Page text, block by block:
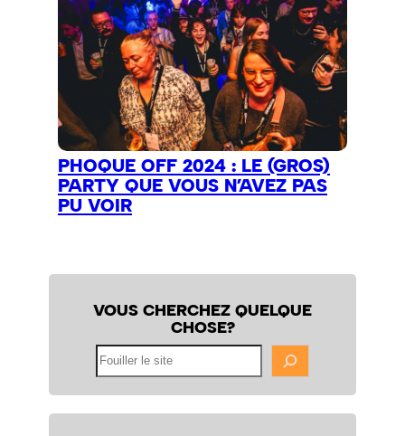
PHOQUE OFF 2024 : LE (GROS)
PARTY QUE VOUS N’AVEZ PAS
PU VOIR
VOUS CHERCHEZ QUELQUE
CHOSE?
Fouiller